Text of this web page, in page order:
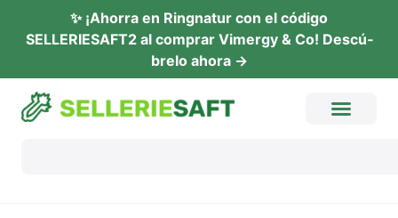
✨ ¡Ahor­ra en Ring­na­tur con el códi­go
SELLERIESAFT2 al com­prar Vimer­gy & Co! Descú­
b­re­lo ahora →